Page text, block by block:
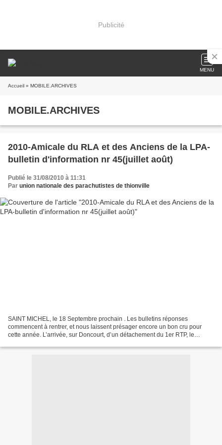
Publicité
MENU
Accueil » MOBILE.ARCHIVES
MOBILE.ARCHIVES
2010-Amicale du RLA et des Anciens de la LPA-
bulletin d'information nr 45(juillet août)
Publié le 31/08/2010 à 11:31
Par union nationale des parachutistes de thionville
SAINT MICHEL, le 18 Septembre prochain . Les bulletins réponses
commencent à rentrer, et nous laissent présager encore un bon cru pour
cette année. L’arrivée, sur Doncourt, d’un détachement du 1er RTP, le